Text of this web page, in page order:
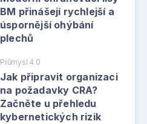
BM přinášejí rychlejší a
úspornější ohýbání
plechů
Průmysl 4.0
Jak připravit organizaci
na požadavky CRA?
Začněte u přehledu
kybernetických rizik